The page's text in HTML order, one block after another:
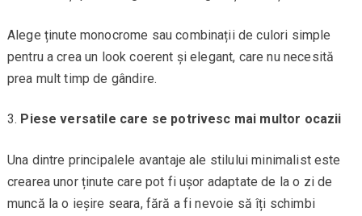
Alege ținute monocrome sau combinații de culori simple
pentru a crea un look coerent și elegant, care nu necesită
prea mult timp de gândire.
Piese versatile care se potrivesc mai multor ocazii
Una dintre principalele avantaje ale stilului minimalist este
crearea unor ținute care pot fi ușor adaptate de la o zi de
muncă la o ieșire seara, fără a fi nevoie să îți schimbi